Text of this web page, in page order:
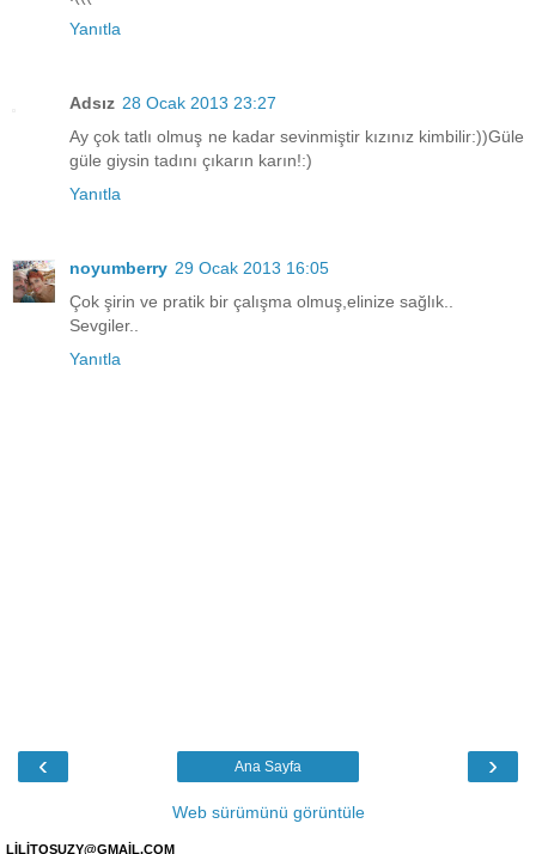
Yanıtla
Adsız 28 Ocak 2013 23:27
Ay çok tatlı olmuş ne kadar sevinmiştir kızınız kimbilir:))Güle
güle giysin tadını çıkarın karın!:)
Yanıtla
noyumberry 29 Ocak 2013 16:05
Çok şirin ve pratik bir çalışma olmuş,elinize sağlık..
Sevgiler..
Yanıtla
‹ ›
Ana Sayfa
Web sürümünü görüntüle
LİLİTOSUZY@GMAİL.COM